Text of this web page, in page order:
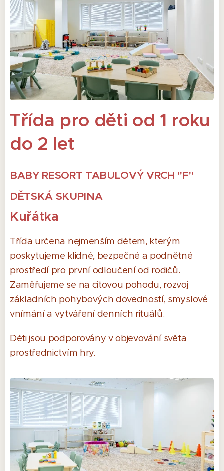
Třída pro děti od 1 roku
do 2 let
BABY RESORT TABULOVÝ VRCH "F"
DĚTSKÁ SKUPINA
Kuřátka
Třída určena nejmenším dětem, kterým
poskytujeme klidné, bezpečné a podnětné
prostředí pro první odloučení od rodičů.
Zaměřujeme se na citovou pohodu, rozvoj
základních pohybových dovedností, smyslové
vnímání a vytváření denních rituálů.
Děti jsou podporovány v objevování světa
prostřednictvím hry.